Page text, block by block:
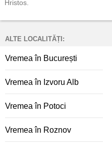
Hristos.
ALTE LOCALITĂȚI:
Vremea în București
Vremea în Izvoru Alb
Vremea în Potoci
Vremea în Roznov